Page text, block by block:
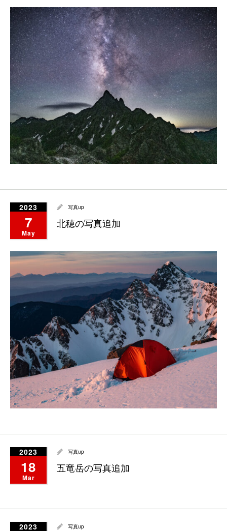
2023
7
May
写真up
北穂の写真追加
2023
18
Mar
写真up
五竜岳の写真追加
2023 写真up